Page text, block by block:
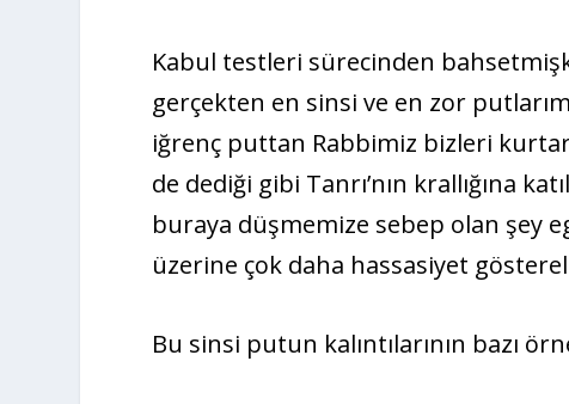
Kabul testleri sürecinden
gerçekten en sinsi ve en zor
iğrenç puttan Rabbimiz bizleri
de dediği gibi Tanrı’nın krallığına
buraya düşmemize sebep olan şey
üzerine çok daha hassasiyet
Bu sinsi putun kalıntılarının bazı